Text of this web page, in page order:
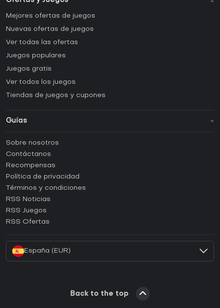
Mejores ofertas de juegos
Nuevas ofertas de juegos
Ver todas las ofertas
Juegos populares
Juegos gratis
Ver todos los juegos
Tiendas de juegos y cupones
Guías
Guías y tutoriales
¿Cómo activar una CD Key de Steam?
¿Cómo activar una CD Key de Epic Games?
¿Cómo activar una CD Key de GOG?
¿Cómo activar una CD Key de Ubisoft Connect?
Sobre nosotros
Contáctanos
Recompensas
Política de privacidad
Términos y condiciones
RSS Noticias
RSS Juegos
RSS Ofertas
España (EUR)
Back to the top